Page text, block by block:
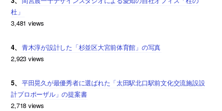
杜」
3,481 views
4、 青木淳が設計した「杉並区大宮前体育館」の写真
2,923 views
5、 平田晃久が最優秀者に選ばれた「太田駅北口駅前文化交流施設設
計プロポーザル」の提案書
2,718 views